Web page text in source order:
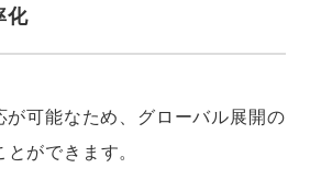
化
可能なため、グローバル展開の
ができます。